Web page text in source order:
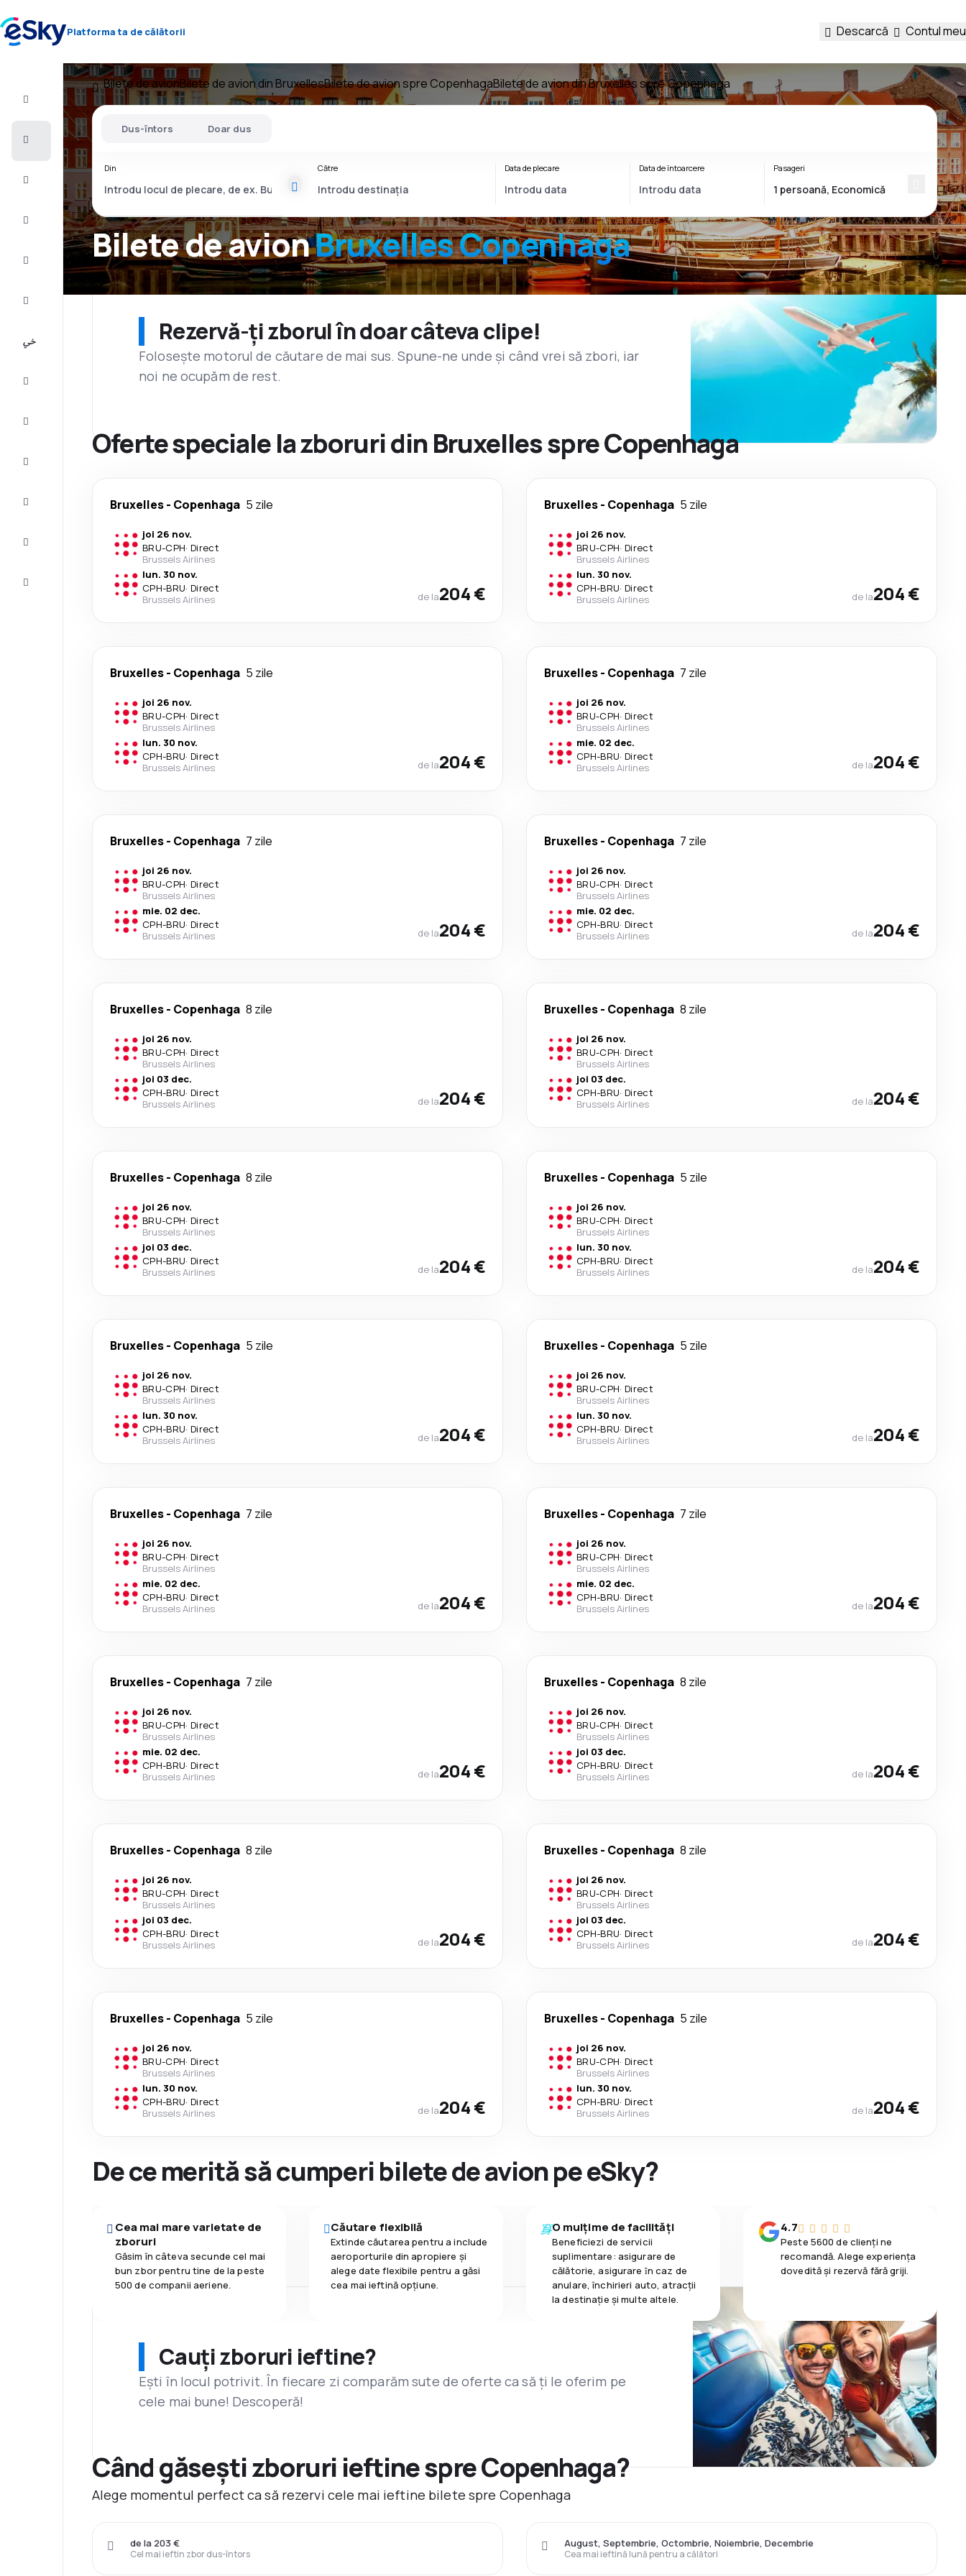
Platforma ta de călătorii Descarcă Contul meu
Vacanţe
2026/27
Bilete de avionBilete de avion din BruxellesBilete de avion spre CopenhagaBilete de avion din Bruxelles spre Copenhaga
Bilete de avionBruxelles Copenhaga
Dus-întors Doar dus
Din Către Data de plecare Data de întoarcere Pasageri
Rezervă-ți zborul în doar câteva clipe!
Folosește motorul de căutare de mai sus. Spune-ne unde și când vrei să zbori, iar
noi ne ocupăm de rest.
Oferte speciale la zboruri din Bruxelles spre Copenhaga
Bruxelles- Copenhaga 5 zile
joi 26 nov.
BRU-CPH· Direct
Brussels Airlines
lun. 30 nov.
CPH-BRU· Direct
Brussels Airlines
de la204 €
Bruxelles- Copenhaga 5 zile
joi 26 nov.
BRU-CPH· Direct
Brussels Airlines
lun. 30 nov.
CPH-BRU· Direct
Brussels Airlines
de la204 €
Bruxelles- Copenhaga 5 zile
joi 26 nov.
BRU-CPH· Direct
Brussels Airlines
lun. 30 nov.
CPH-BRU· Direct
Brussels Airlines
de la204 €
Bruxelles- Copenhaga 7 zile
joi 26 nov.
BRU-CPH· Direct
Brussels Airlines
mie. 02 dec.
CPH-BRU· Direct
Brussels Airlines
de la204 €
Bruxelles- Copenhaga 7 zile
joi 26 nov.
BRU-CPH· Direct
Brussels Airlines
mie. 02 dec.
CPH-BRU· Direct
Brussels Airlines
de la204 €
Bruxelles- Copenhaga 7 zile
joi 26 nov.
BRU-CPH· Direct
Brussels Airlines
mie. 02 dec.
CPH-BRU· Direct
Brussels Airlines
de la204 €
Bruxelles- Copenhaga 8 zile
joi 26 nov.
BRU-CPH· Direct
Brussels Airlines
joi 03 dec.
CPH-BRU· Direct
Brussels Airlines
de la204 €
Bruxelles- Copenhaga 8 zile
joi 26 nov.
BRU-CPH· Direct
Brussels Airlines
joi 03 dec.
CPH-BRU· Direct
Brussels Airlines
de la204 €
Bruxelles- Copenhaga 8 zile
joi 26 nov.
BRU-CPH· Direct
Brussels Airlines
joi 03 dec.
CPH-BRU· Direct
Brussels Airlines
de la204 €
Bruxelles- Copenhaga 5 zile
joi 26 nov.
BRU-CPH· Direct
Brussels Airlines
lun. 30 nov.
CPH-BRU· Direct
Brussels Airlines
de la204 €
Bruxelles- Copenhaga 5 zile
joi 26 nov.
BRU-CPH· Direct
Brussels Airlines
lun. 30 nov.
CPH-BRU· Direct
Brussels Airlines
de la204 €
Bruxelles- Copenhaga 5 zile
joi 26 nov.
BRU-CPH· Direct
Brussels Airlines
lun. 30 nov.
CPH-BRU· Direct
Brussels Airlines
de la204 €
Bruxelles- Copenhaga 7 zile
joi 26 nov.
BRU-CPH· Direct
Brussels Airlines
mie. 02 dec.
CPH-BRU· Direct
Brussels Airlines
de la204 €
Bruxelles- Copenhaga 7 zile
joi 26 nov.
BRU-CPH· Direct
Brussels Airlines
mie. 02 dec.
CPH-BRU· Direct
Brussels Airlines
de la204 €
Bruxelles- Copenhaga 7 zile
joi 26 nov.
BRU-CPH· Direct
Brussels Airlines
mie. 02 dec.
CPH-BRU· Direct
Brussels Airlines
de la204 €
Bruxelles- Copenhaga 8 zile
joi 26 nov.
BRU-CPH· Direct
Brussels Airlines
joi 03 dec.
CPH-BRU· Direct
Brussels Airlines
de la204 €
Bruxelles- Copenhaga 8 zile
joi 26 nov.
BRU-CPH· Direct
Brussels Airlines
joi 03 dec.
CPH-BRU· Direct
Brussels Airlines
de la204 €
Bruxelles- Copenhaga 8 zile
joi 26 nov.
BRU-CPH· Direct
Brussels Airlines
joi 03 dec.
CPH-BRU· Direct
Brussels Airlines
de la204 €
Bruxelles- Copenhaga 5 zile
joi 26 nov.
BRU-CPH· Direct
Brussels Airlines
lun. 30 nov.
CPH-BRU· Direct
Brussels Airlines
de la204 €
Bruxelles- Copenhaga 5 zile
joi 26 nov.
BRU-CPH· Direct
Brussels Airlines
lun. 30 nov.
CPH-BRU· Direct
Brussels Airlines
de la204 €
De ce merită să cumperi bilete de avion pe eSky?
Cea mai mare varietate de
zboruri
Găsim în câteva secunde cel mai
bun zbor pentru tine de la peste
500 de companii aeriene.
Căutare flexibilă
Extinde căutarea pentru a include
aeroporturile din apropiere și
alege date flexibile pentru a găsi
cea mai ieftină opțiune.
O mulțime de facilități
Beneficiezi de servicii
suplimentare: asigurare de
călătorie, asigurare ȋn caz de
anulare, închirieri auto, atracții
la destinaţie și multe altele.
4.7
Peste 5600 de clienți ne
recomandă. Alege experiența
dovedită și rezervă fără griji.
Cauți zboruri ieftine?
Ești în locul potrivit. În fiecare zi comparăm sute de oferte ca să ți le oferim pe
cele mai bune! Descoperă!
Când găsești zboruri ieftine spre Copenhaga?
Alege momentul perfect ca să rezervi cele mai ieftine bilete spre Copenhaga
Cel mai ieftin zbor dus-întors
de la 203 €
Cea mai ieftină lună pentru a călători
August, Septembrie, Octombrie, Noiembrie, Decembrie